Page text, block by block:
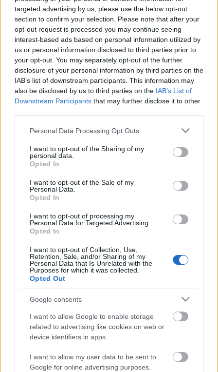
targeted advertising by us, please use the below opt-out
section to confirm your selection. Please note that after your
opt-out request is processed you may continue seeing
interest-based ads based on personal information utilized by
us or personal information disclosed to third parties prior to
your opt-out. You may separately opt-out of the further
disclosure of your personal information by third parties on the
IAB’s list of downstream participants. This information may
also be disclosed by us to third parties on the IAB’s List of
Downstream Participants that may further disclose it to other
Please note that this website/app uses one or more Google
not limited to your visit or usage behaviour. You may click to
grant or deny consent to Google and its third-party tags to
use your data for below specified purposes in below Google
consent section.
Personal Data Processing Opt Outs
I want to opt-out of the Sharing of my
personal data.
Opted In
I want to opt-out of the Sale of my
Personal Data.
Opted In
I want to opt-out of processing my
Personal Data for Targeted Advertising.
Opted In
I want to opt-out of Collection, Use,
Retention, Sale, and/or Sharing of my
Personal Data that Is Unrelated with the
Purposes for which it was collected.
Opted Out
Google consents
I want to allow Google to enable storage
related to advertising like cookies on web or
device identifiers in apps.
I want to allow my user data to be sent to
Google for online advertising purposes.
Lope de Vega tizenkét évesen vetette papírra az első
darabját. Egyesek szerint 1500 drámát írt, mások
1800 színművet említenek. Akármi is az igazság, az
elképesztő számokat olvasva szobatudósnak
képzelhetnénk a spanyol szerzőt, Shakespeare
kortársát, akit Cervantes egyenesen a példaképének
tekintett. Pedig Lope de Vega korántsem vált
remetévé - egy herceg titkáraként dolgozott,
megjárta a börtönt és a Nagy Armada háborúit,
gyászolta Madrid városa.
A kertész kutyája egy furcsa, olykor a saját életét is
művészetté alakító író friss, remek humorú és
Ács János rendezésében láthatják az érdeklődők.
Lope de Vega: A kertész kutyája
DIANA, Belflor grófnőjeESZENYI ENIKŐ
TEODORO, Diana titkára
TRISTAN, lakájEPRES ATTILA
OTTAVIO, Diana intézője
FABIO, Diana háznagya
PINDROCH CSABA
FEDERICO GRÓF HAJDU ISTVÁN
LUDOVICO GRÓFTAHI TÓTH LÁSZLÓ
FÖLDI LÁSZLÓ
MARCELA, társalkodónőTORNYI ILDIKÓ
DOROTEA, társalkodónőCSEH JUDIT